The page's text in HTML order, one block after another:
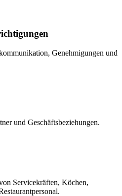
Genehmigungen und
und Geschäftsbeziehungen.
Servicekräften, Köchen,